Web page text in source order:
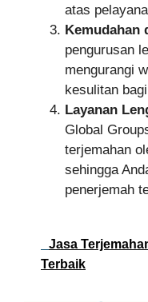
atas
Kemudahan
pengurusan
mengurangi
kesulitan
Layanan
Global
terjemahan
sehingga
penerjemah
Jasa
Terbaik